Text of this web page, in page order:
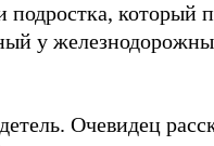
подростка, который
у
Очевидец